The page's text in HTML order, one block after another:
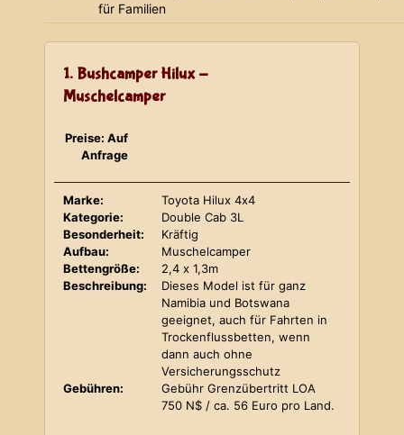
für Familien
1. Bushcamper Hilux -
Muschelcamper
Preise: Auf
Anfrage
Marke:
Toyota Hilux 4x4
Kategorie:
Double Cab 3L
Besonderheit:
Kräftig
Aufbau:
Muschelcamper
Bettengröße:
2,4 x 1,3m
Beschreibung:
Dieses Model ist für ganz
Namibia und Botswana
geeignet, auch für Fahrten in
Trockenflussbetten, wenn
dann auch ohne
Versicherungsschutz
Gebühren:
Gebühr Grenzübertritt LOA
750 N$ / ca. 56 Euro pro Land.